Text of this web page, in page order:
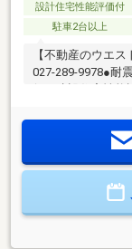
設計住宅性能評価付
駐車2台以上
【不動産のウエ
027-289-9978●耐
立宮郷小学校…徒
徒歩22分（1756ｍ